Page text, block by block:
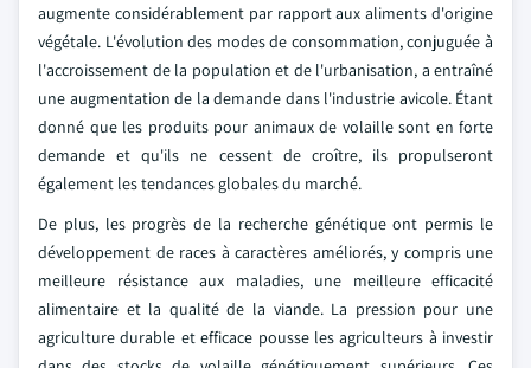
augmente considérablement par rapport aux aliments d'origine
végétale. L'évolution des modes de consommation, conjuguée à
l'accroissement de la population et de l'urbanisation, a entraîné
une augmentation de la demande dans l'industrie avicole. Étant
donné que les produits pour animaux de volaille sont en forte
demande et qu'ils ne cessent de croître, ils propulseront
également les tendances globales du marché.
De plus, les progrès de la recherche génétique ont permis le
développement de races à caractères améliorés, y compris une
meilleure résistance aux maladies, une meilleure efficacité
alimentaire et la qualité de la viande. La pression pour une
agriculture durable et efficace pousse les agriculteurs à investir